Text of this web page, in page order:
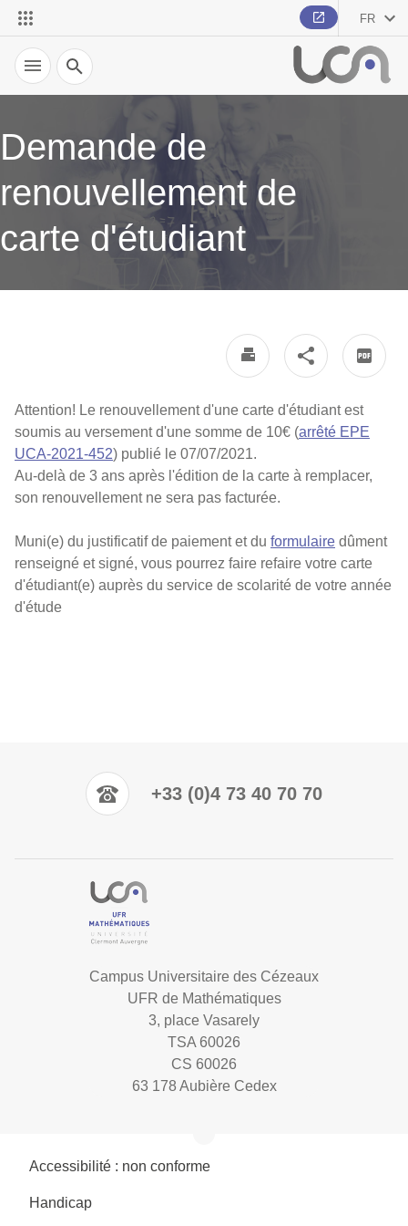
FR
Recherche
Demande de
renouvellement de
carte d'étudiant
Attention! Le renouvellement d'une carte d'étudiant est
soumis au versement d'une somme de 10€ (arrêté EPE
UCA-2021-452) publié le 07/07/2021.
Au-delà de 3 ans après l'édition de la carte à remplacer,
son renouvellement ne sera pas facturée.
Muni(e) du justificatif de paiement et du formulaire dûment
renseigné et signé, vous pourrez faire refaire votre carte
d'étudiant(e) auprès du service de scolarité de votre année
d'étude
+33 (0)4 73 40 70 70
Campus Universitaire des Cézeaux
UFR de Mathématiques
3, place Vasarely
TSA 60026
CS 60026
63 178 Aubière Cedex
Accessibilité : non conforme
Handicap